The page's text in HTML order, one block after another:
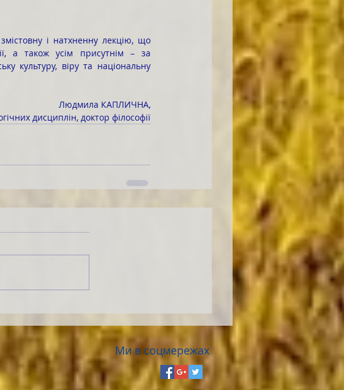
а також усім присутнім – за
культуру, віру та національну
Людмила КАПЛИЧНА,
дисциплін, доктор філософії
Ми в соцмережах